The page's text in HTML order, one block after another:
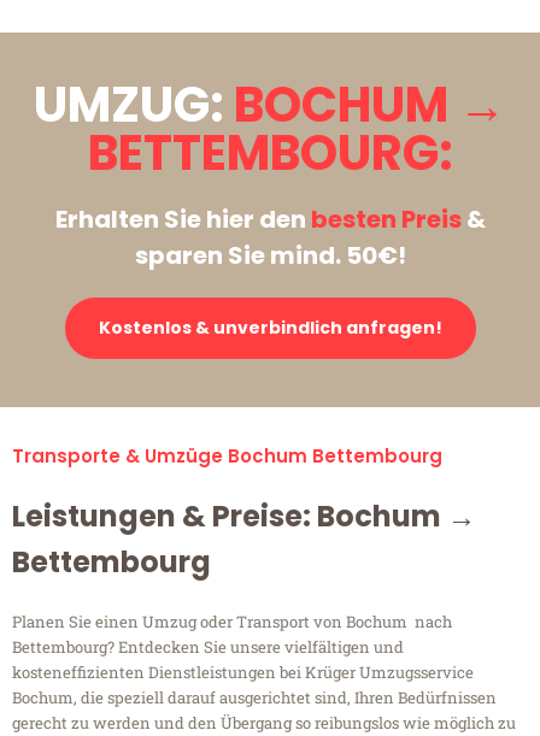
UMZUG: BOCHUM →
BETTEMBOURG:
Erhalten Sie hier den besten Preis&
sparen Sie mind. 50€!
Kostenlos & unverbindlich anfragen!
Transporte & Umzüge Bochum Bettembourg
Leistungen & Preise: Bochum →
Bettembourg
Planen Sie einen Umzug oder Transport von Bochum nach
Bettembourg? Entdecken Sie unsere vielfältigen und
kosteneffizienten Dienstleistungen bei Krüger Umzugsservice
Bochum, die speziell darauf ausgerichtet sind, Ihren Bedürfnissen
gerecht zu werden und den Übergang so reibungslos wie möglich zu